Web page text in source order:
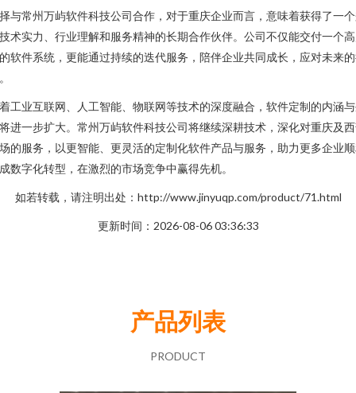
与常州万屿软件科技公司合作，对于重庆企业而言，意味着获得了一
术实力、行业理解和服务精神的长期合作伙伴。公司不仅能交付一个
软件系统，更能通过持续的迭代服务，陪伴企业共同成长，应对未来
工业互联网、人工智能、物联网等技术的深度融合，软件定制的内涵
进一步扩大。常州万屿软件科技公司将继续深耕技术，深化对重庆及
的服务，以更智能、更灵活的定制化软件产品与服务，助力更多企业
数字化转型，在激烈的市场竞争中赢得先机。
如若转载，请注明出处：http://www.jinyuqp.com/product/71.html
更新时间：2026-08-06 03:36:33
产品列表
PRODUCT